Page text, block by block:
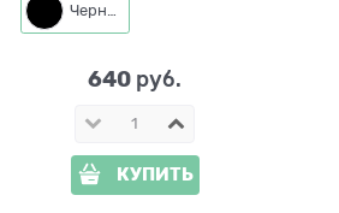
Черный
640 руб.
КУПИТЬ